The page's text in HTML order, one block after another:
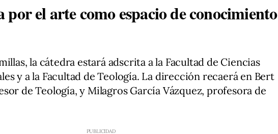
por el arte como espacio de conocimiento
la cátedra estará adscrita a la Facultad de Ciencias
y a la Facultad de Teología. La dirección recaerá en Bert
de Teología, y Milagros García Vázquez, profesora de